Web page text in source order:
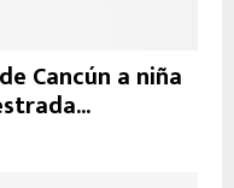
Cancún a niña